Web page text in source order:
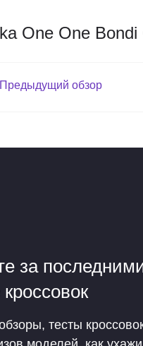
One One Bondi
Предыдущий обзор
за
тесты